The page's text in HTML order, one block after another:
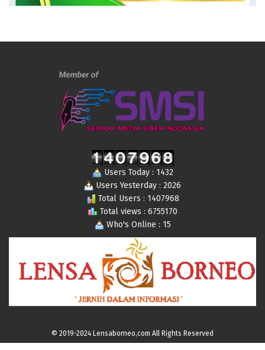
Users Today : 1432
Users Yesterday : 2026
Total Users : 1407968
Total views : 6755170
Who's Online : 15
© 2019-2024 Lensaborneo,com All Rights Reserved